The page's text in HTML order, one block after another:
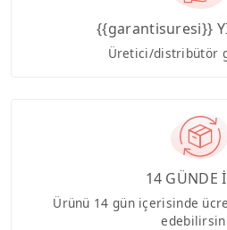
{{garantisuresi}}
Üretici/distribütör
14 GÜNDE
Ürünü 14 gün içerisinde